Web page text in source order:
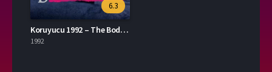
6.3
Koruyucu 1992 – The Bodyguard 1080p Turkce Dublaj izle
1992